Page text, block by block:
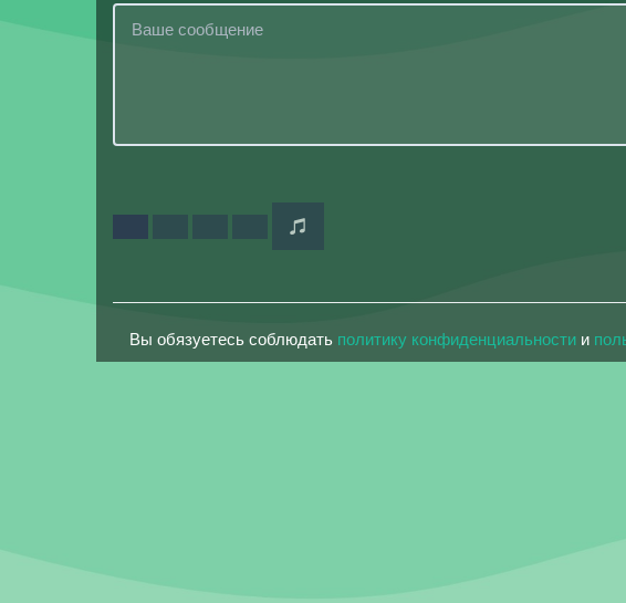
Вы обязуетесь соблюдать политику конфиденциальности и